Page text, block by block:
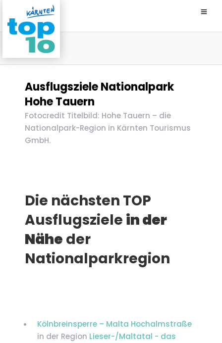
Ausflugsziele Nationalpark
Hohe Tauern
Fotocredit Titelbild: Hohe Tauern – die
Nationalpark-Region in Kärnten Tourismus
GmbH.
Die nächsten TOP
Ausflugsziele in der
Nähe der
Nationalparkregion
Kölnbreinsperre – Malta Hochalmstraße
in der Region Lieser-/Maltatal - das